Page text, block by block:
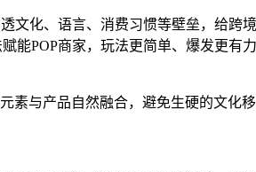
文化、语言、消费习惯等壁垒，给
能POP商家，玩法更简单、爆发更
素与产品自然融合，避免生硬的文化